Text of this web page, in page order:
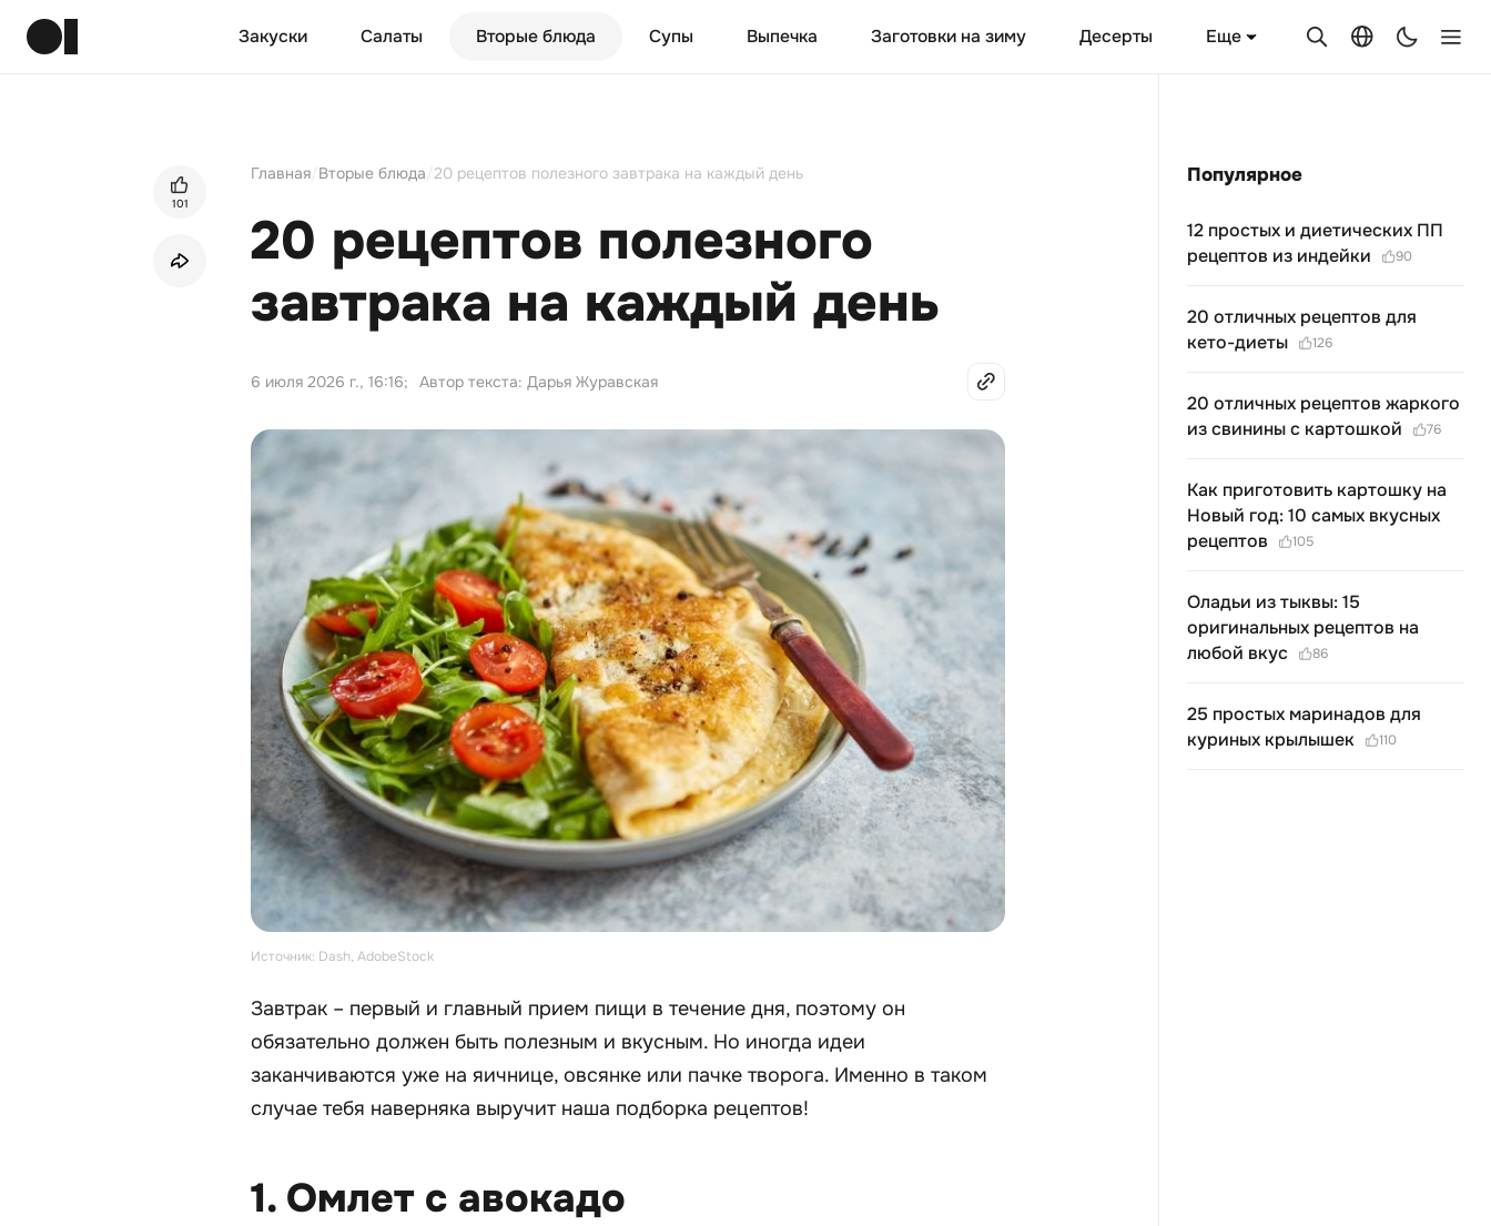
Закуски Салаты Вторые блюда Супы Выпечка Заготовки на зиму Десерты Еще
101
Главная Вторые блюда 20 рецептов полезного завтрака на каждый день
20 рецептов полезного
завтрака на каждый день
6 июля 2026 г., 16:16; Автор текста: Дарья Журавская
Источник: Dash, AdobeStock
Завтрак – первый и главный прием пищи в течение дня, поэтому он
обязательно должен быть полезным и вкусным. Но иногда идеи
заканчиваются уже на яичнице, овсянке или пачке творога. Именно в таком
случае тебя наверняка выручит наша подборка рецептов!
1. Омлет с авокадо
Популярное
12 простых и диетических ПП
рецептов из индейки
90
20 отличных рецептов для
кето-диеты
126
20 отличных рецептов жаркого
из свинины с картошкой
76
Как приготовить картошку на
Новый год: 10 самых вкусных
рецептов
105
Оладьи из тыквы: 15
оригинальных рецептов на
любой вкус
86
25 простых маринадов для
куриных крылышек
110